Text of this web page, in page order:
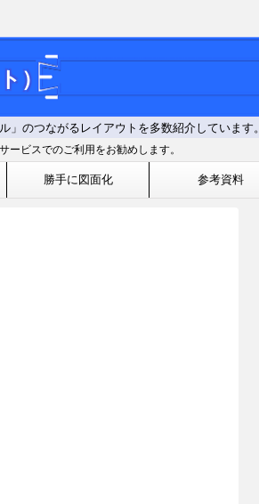
）
のつながるレイアウトを多数紹介しています。
ビスでのご利用をお勧めします。
勝手に図面化 参考資料